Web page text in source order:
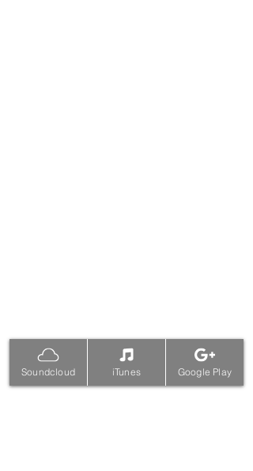
Le Musée maritime du Québec remercie La Maison
Méloé pour la réalisation de cette docufiction
Soundcloud iTunes Google Play